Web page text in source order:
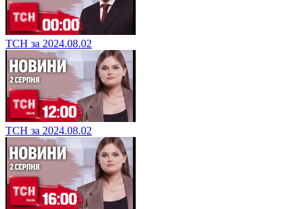
ТСН за 2024.08.02
ТСН за 2024.08.02